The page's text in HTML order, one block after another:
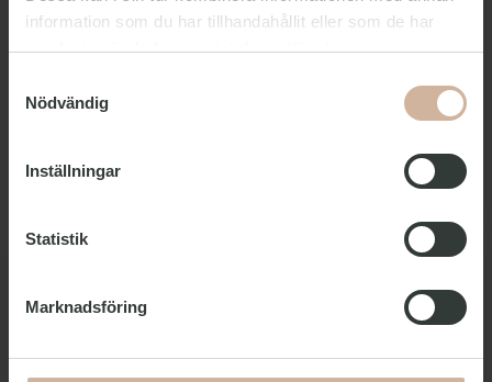
information som du har tillhandahållit eller som de har
samlat in när du har använt deras tjänster.
Nödvändig
Inställningar
Statistik
Marknadsföring
kulturliv under Kulturnatten – ett unikt evenemang i
oktober då staden förvandlas för en enda kväll och
Upptäck över 250 spännande och unika
kulturarrangemang som endast kan upplevas denna
Läs mer